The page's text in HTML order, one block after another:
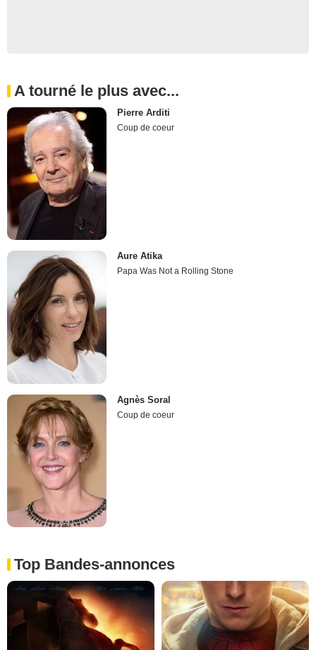
A tourné le plus avec...
Pierre Arditi
Coup de coeur
Aure Atika
Papa Was Not a Rolling Stone
Agnès Soral
Coup de coeur
Top Bandes-annonces